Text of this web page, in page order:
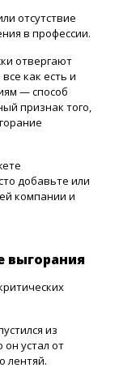
отсутствие
в профессии.
отвергают
как есть и
— способ
признак того,
добавьте или
компании и
выгорания
из
он устал от
лентяй.